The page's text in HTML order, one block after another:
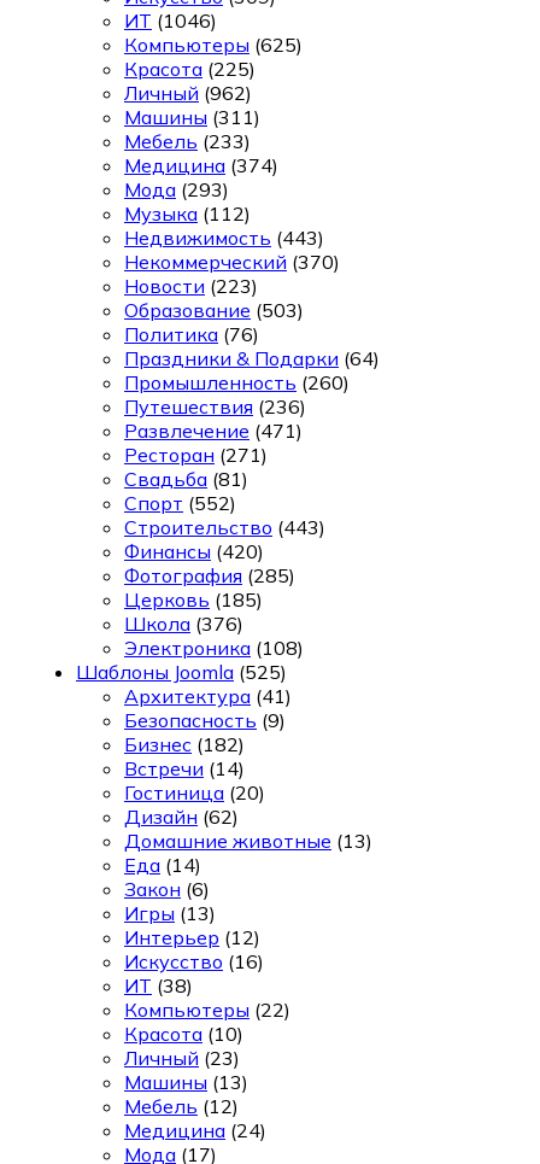
ИТ (1046)
Компьютеры (625)
Красота (225)
Личный (962)
Машины (311)
Мебель (233)
Медицина (374)
Мода (293)
Музыка (112)
Недвижимость (443)
Некоммерческий (370)
Новости (223)
Образование (503)
Политика (76)
Праздники & Подарки (64)
Промышленность (260)
Путешествия (236)
Развлечение (471)
Ресторан (271)
Свадьба (81)
Спорт (552)
Строительство (443)
Финансы (420)
Фотография (285)
Церковь (185)
Школа (376)
Электроника (108)
Шаблоны Joomla (525)
Архитектура (41)
Безопасность (9)
Бизнес (182)
Встречи (14)
Гостиница (20)
Дизайн (62)
Домашние животные (13)
Еда (14)
Закон (6)
Игры (13)
Интерьер (12)
Искусство (16)
ИТ (38)
Компьютеры (22)
Красота (10)
Личный (23)
Машины (13)
Мебель (12)
Медицина (24)
Мода (17)